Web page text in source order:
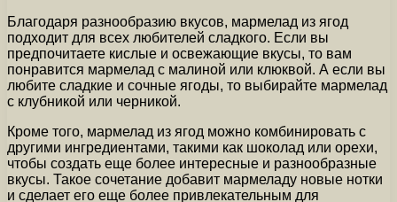
Благодаря разнообразию вкусов, мармелад из ягод
подходит для всех любителей сладкого. Если вы
предпочитаете кислые и освежающие вкусы, то вам
понравится мармелад с малиной или клюквой. А если вы
любите сладкие и сочные ягоды, то выбирайте мармелад
с клубникой или черникой.
Кроме того, мармелад из ягод можно комбинировать с
другими ингредиентами, такими как шоколад или орехи,
чтобы создать еще более интересные и разнообразные
вкусы. Такое сочетание добавит мармеладу новые нотки
и сделает его еще более привлекательным для